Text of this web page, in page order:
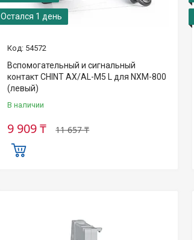
Остался 1 день
54572
Вспомогательный и сигнальный
контакт CHINT AX/AL-M5 L для NXM-800
(левый)
В наличии
11 657 ₸
9 909 ₸